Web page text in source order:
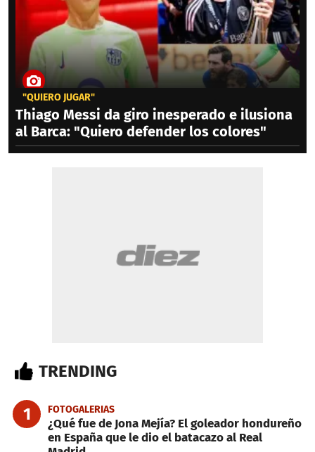
"QUIERO JUGAR"
Thiago Messi da giro inesperado e ilusiona
al Barca: "Quiero defender los colores"
TRENDING
1 FOTOGALERIAS
¿Qué fue de Jona Mejía? El goleador hondureño
en España que le dio el batacazo al Real